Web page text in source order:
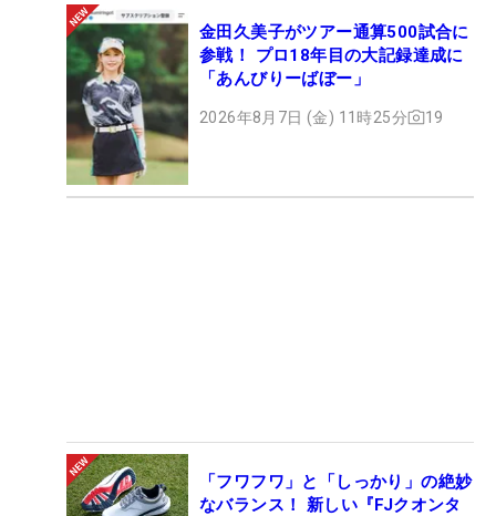
金田久美子がツアー通算500試合に
参戦！ プロ18年目の大記録達成に
「あんびりーばぼー」
2026年8月7日 (金) 11時25分 19
「フワフワ」と「しっかり」の絶妙
なバランス！ 新しい『FJクオンタ